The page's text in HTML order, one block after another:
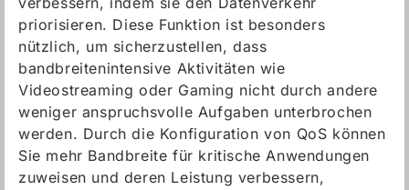
priorisieren. Diese Funktion ist besonders
nützlich, um sicherzustellen, dass
bandbreitenintensive Aktivitäten wie
Videostreaming oder Gaming nicht durch andere
weniger anspruchsvolle Aufgaben unterbrochen
werden. Durch die Konfiguration von QoS können
Sie mehr Bandbreite für kritische Anwendungen
zuweisen und deren Leistung verbessern,